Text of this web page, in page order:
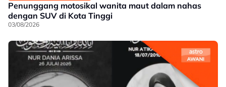
Penunggang motosikal wanita maut dalam nahas
dengan SUV di Kota Tinggi
03/08/2026